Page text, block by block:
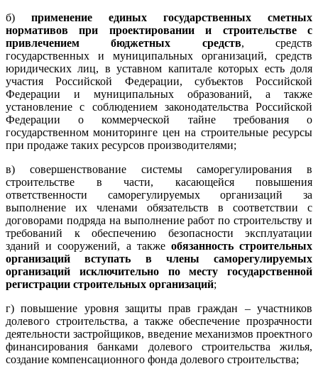
б) применение единых государственных сметных
нормативов при проектировании и строительстве с
привлечением бюджетных средств, средств
государственных и муниципальных организаций, средств
юридических лиц, в уставном капитале которых есть доля
участия Российской Федерации, субъектов Российской
Федерации и муниципальных образований, а также
установление с соблюдением законодательства Российской
Федерации о коммерческой тайне требования о
государственном мониторинге цен на строительные ресурсы
при продаже таких ресурсов производителями;
в) совершенствование системы саморегулирования в
строительстве в части, касающейся повышения
ответственности саморегулируемых организаций за
выполнение их членами обязательств в соответствии с
договорами подряда на выполнение работ по строительству и
требований к обеспечению безопасности эксплуатации
зданий и сооружений, а также обязанность строительных
организаций вступать в члены саморегулируемых
организаций исключительно по месту государственной
регистрации строительных организаций;
г) повышение уровня защиты прав граждан – участников
долевого строительства, а также обеспечение прозрачности
деятельности застройщиков, введение механизмов проектного
финансирования банками долевого строительства жилья,
создание компенсационного фонда долевого строительства;